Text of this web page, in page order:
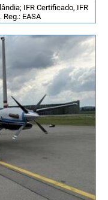
IFR Certificado, IFR
EASA